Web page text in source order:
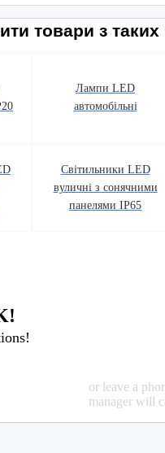
товари з таких
Лампи LED
автомобільні
Світильники LED
вуличні з сонячними
панелями IP65
or leave a
manager will